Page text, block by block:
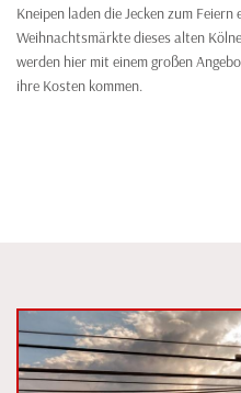
Kneipen laden die Jecken zum
Weihnachtsmärkte dieses alten
werden hier mit einem großen
ihre Kosten kommen.